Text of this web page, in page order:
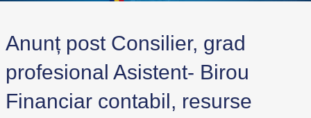
Anunț post Consilier, grad
profesional Asistent- Birou
Financiar contabil, resurse